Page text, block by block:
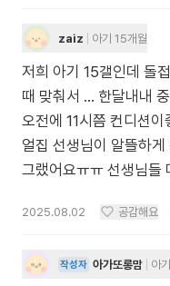
zaiz 아기 15개월
저희 아기 15갤인데 돌
때 맞춰서 ... 한달내내
오전에 11시쯤 컨디션
얼집 선생님이 알뜰하
그랬어요ㅠㅠ 선생님들
2025.08.02 공감해요
작성자 아가또롱맘 아